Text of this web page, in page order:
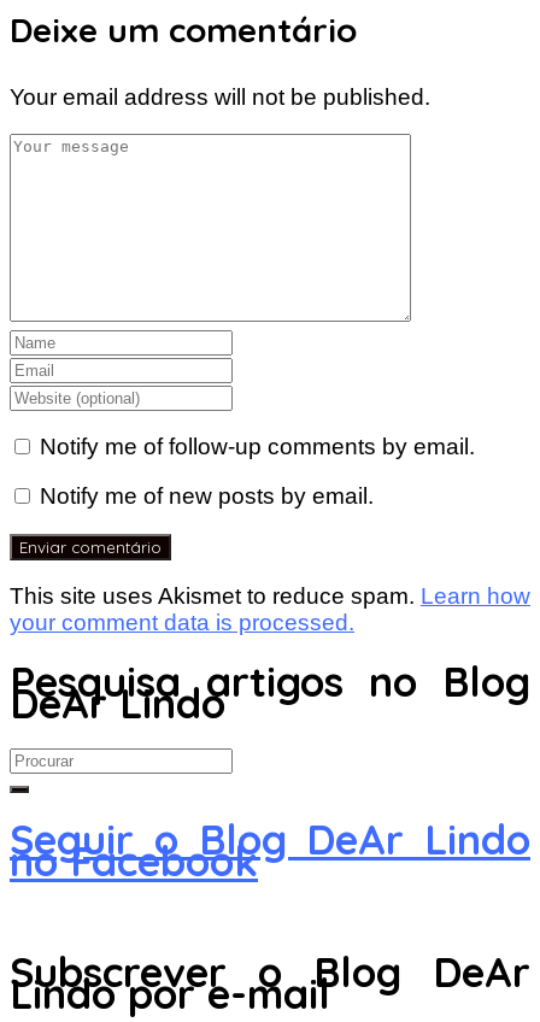
Deixe um comentário
Your email address will not be published.
Notify me of follow-up comments by email.
Notify me of new posts by email.
This site uses Akismet to reduce spam. Learn how
your comment data is processed.
Pesquisa artigos no Blog
DeAr Lindo
Search
for:
Seguir o Blog DeAr Lindo
no Facebook
Subscrever o Blog DeAr
Lindo por e-mail